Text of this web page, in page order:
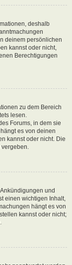
deshalb
deinem persönlichen
kannst oder nicht,
Berechtigungen
zu dem Bereich
lesen.
Forums, in dem sie
es von deinen
kannst oder nicht. Die
und
einen wichtigen Inhalt,
hängt es von
kannst oder nicht;